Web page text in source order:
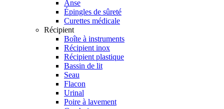
Anse
Épingles de sûreté
Curettes médicale
Récipient
Boîte à instruments
Récipient inox
Récipient plastique
Bassin de lit
Seau
Flacon
Urinal
Poire à lavement